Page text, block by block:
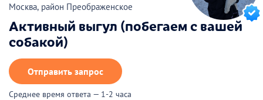
Москва, район Преображенское
Активный выгул (побегаем с вашей
собакой)
Отправить запрос
Среднее время ответа — 1-2 часа